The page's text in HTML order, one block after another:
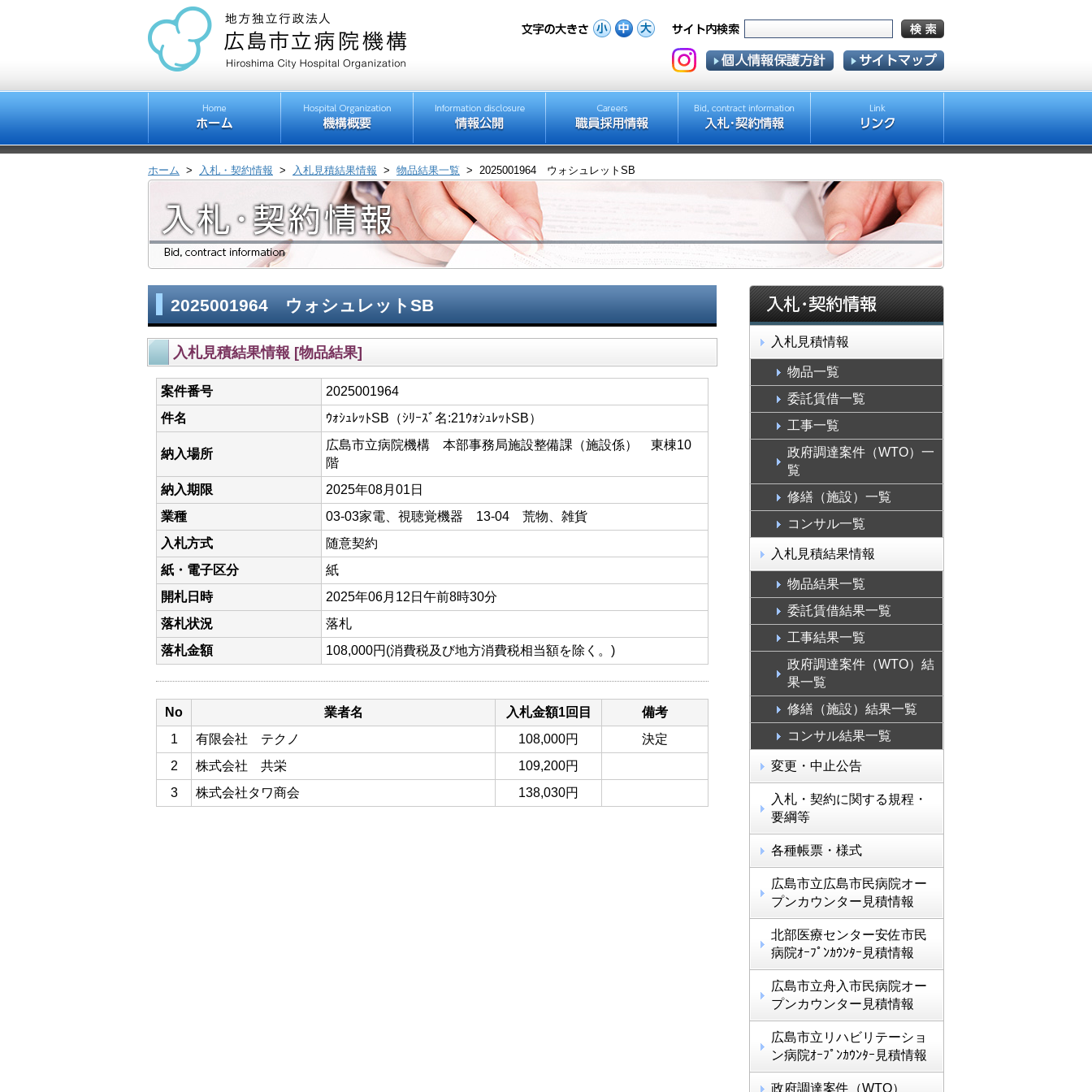
ホーム > 入札・契約情報 > 入札見積結果情報 > 物品結果一覧 > 2025001964 ウォシュレットSB
2025001964 ウォシュレットSB
入札見積結果情報 [物品結果]
案件番号
2025001964
件名
ｳｫｼｭﾚｯﾄSB（ｼﾘｰｽﾞ名:21ｳｫｼｭﾚｯﾄSB）
納入場所
広島市立病院機構 本部事務局施設整備課（施設係） 東棟10
階
納入期限
2025年08月01日
業種
03-03家電、視聴覚機器 13-04 荒物、雑貨
入札方式
随意契約
紙・電子区分
紙
開札日時
2025年06月12日午前8時30分
落札状況
落札
落札金額
108,000円(消費税及び地方消費税相当額を除く。)
No 業者名 入札金額1回目
備考
1
有限会社 テクノ 108,000円
決定
2
株式会社 共栄
109,200円
3
株式会社タワ商会 138,030円
入札見積情報
物品一覧
委託賃借一覧
工事一覧
政府調達案件（WTO）一
覧
修繕（施設）一覧
コンサル一覧
入札見積結果情報
物品結果一覧
委託賃借結果一覧
工事結果一覧
政府調達案件（WTO）結
果一覧
修繕（施設）結果一覧
コンサル結果一覧
変更・中止公告
入札・契約に関する規程・
要綱等
各種帳票・様式
広島市立広島市民病院オー
プンカウンター見積情報
北部医療センター安佐市民
病院ｵｰﾌﾟﾝｶｳﾝﾀｰ見積情報
広島市立舟入市民病院オー
プンカウンター見積情報
広島市立リハビリテーショ
ン病院ｵｰﾌﾟﾝｶｳﾝﾀｰ見積情報
政府調達案件（WTO）